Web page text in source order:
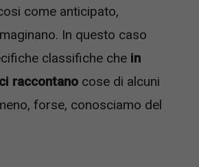
come anticipato,
In questo caso
classifiche che in
raccontano cose di alcuni
forse, conosciamo del